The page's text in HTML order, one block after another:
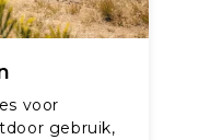
voor
gebruik,